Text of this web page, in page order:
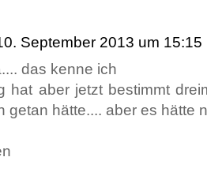
September 2013 um 15:15
das kenne ich
hat aber jetzt bestimmt
getan hätte.... aber es hätte